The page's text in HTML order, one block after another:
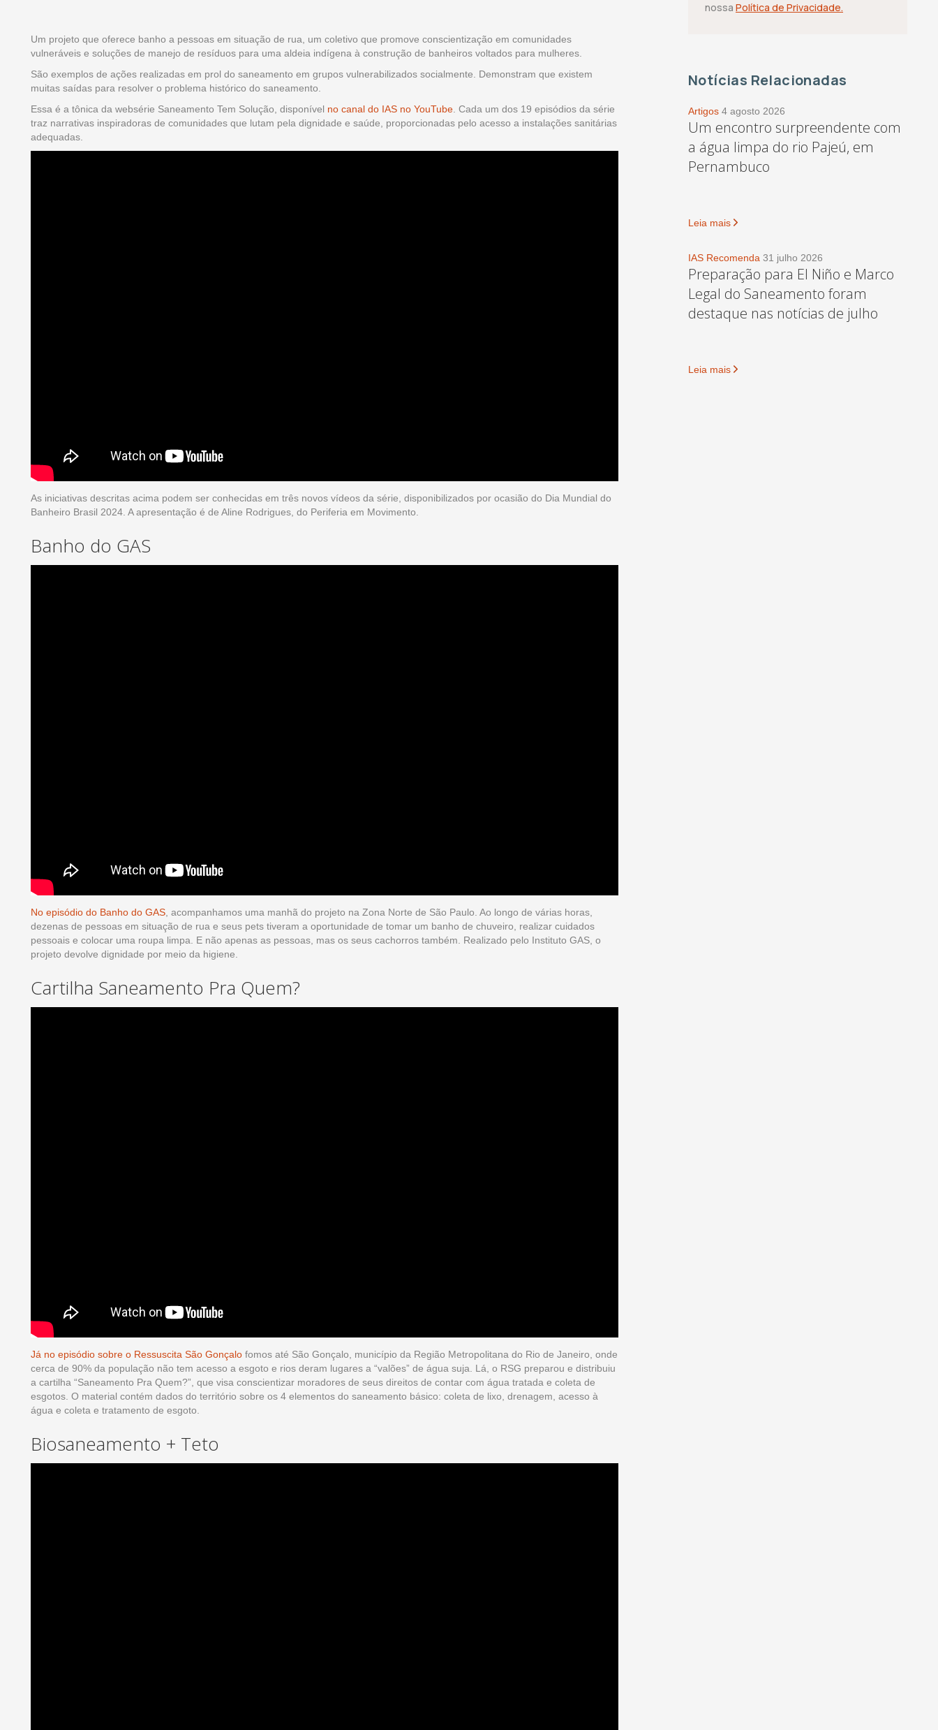
Um projeto que oferece banho a pessoas em situação de rua, um coletivo que promove conscientização em comunidades
vulneráveis e soluções de manejo de resíduos para uma aldeia indígena à construção de banheiros voltados para mulheres.
São exemplos de ações realizadas em prol do saneamento em grupos vulnerabilizados socialmente. Demonstram que existem
muitas saídas para resolver o problema histórico do saneamento.
Essa é a tônica da websérie Saneamento Tem Solução, disponível no canal do IAS no YouTube . Cada um dos 19 episódios da série
traz narrativas inspiradoras de comunidades que lutam pela dignidade e saúde, proporcionadas pelo acesso a instalações sanitárias
adequadas.
As iniciativas descritas acima podem ser conhecidas em três novos vídeos da série, disponibilizados por ocasião do Dia Mundial do
Banheiro Brasil 2024. A apresentação é de Aline Rodrigues, do Periferia em Movimento.
Banho do GAS
No episódio do Banho do GAS , acompanhamos uma manhã do projeto na Zona Norte de São Paulo. Ao longo de várias horas,
dezenas de pessoas em situação de rua e seus pets tiveram a oportunidade de tomar um banho de chuveiro, realizar cuidados
pessoais e colocar uma roupa limpa. E não apenas as pessoas, mas os seus cachorros também. Realizado pelo Instituto GAS, o
projeto devolve dignidade por meio da higiene.
Cartilha Saneamento Pra Quem?
Já no episódio sobre o Ressuscita São Gonçalo fomos até São Gonçalo, município da Região Metropolitana do Rio de Janeiro, onde
cerca de 90% da população não tem acesso a esgoto e rios deram lugares a “valões” de água suja. Lá, o RSG preparou e distribuiu
a cartilha “Saneamento Pra Quem?”, que visa conscientizar moradores de seus direitos de contar com água tratada e coleta de
esgotos. O material contém dados do território sobre os 4 elementos do saneamento básico: coleta de lixo, drenagem, acesso à
água e coleta e tratamento de esgoto.
Biosaneamento + Teto
nossa Política de Privacidade.
Notícias Relacionadas
Artigos 4 agosto 2026
Um encontro surpreendente com
a água limpa do rio Pajeú, em
Pernambuco
Leia mais
IAS Recomenda 31 julho 2026
Preparação para El Niño e Marco
Legal do Saneamento foram
destaque nas notícias de julho
Leia mais